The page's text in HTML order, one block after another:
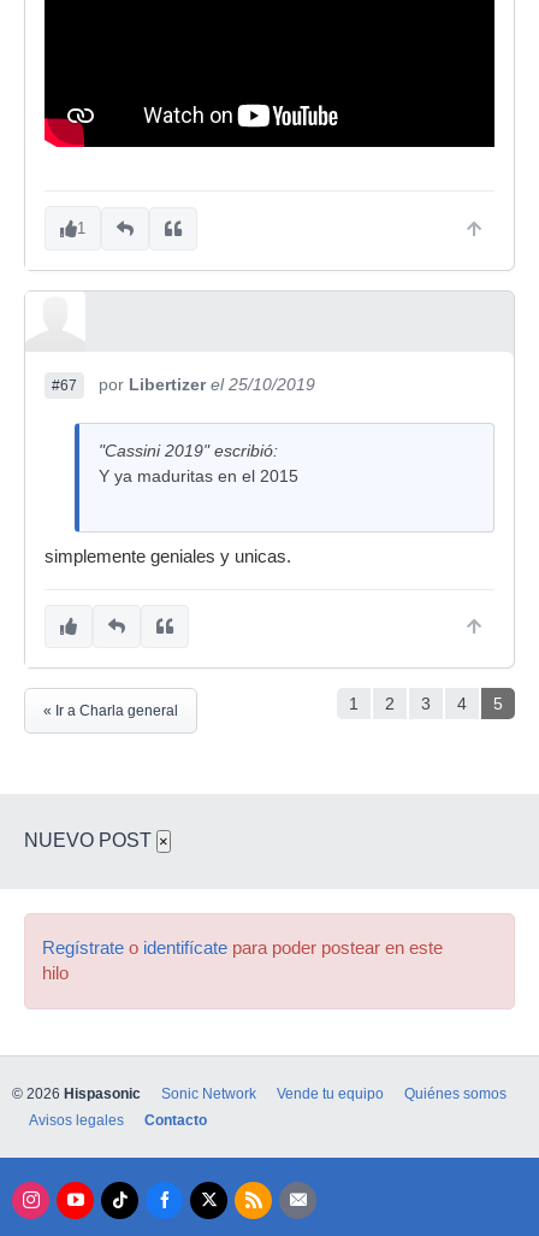
1
#67 por Libertizer el 25/10/2019
"Cassini 2019" escribió:
Y ya maduritas en el 2015
simplemente geniales y unicas.
1 2 3 4 5
« Ir a Charla general
NUEVO POST ×
Regístrate o identifícate para poder postear en este
hilo
© 2026 Hispasonic Sonic Network Vende tu equipo
Quiénes somos
Avisos legales
Contacto